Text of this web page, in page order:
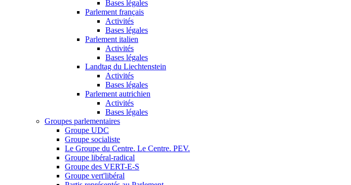
Bases légales
Parlement français
Activités
Bases légales
Parlement italien
Activités
Bases légales
Landtag du Liechtenstein
Activités
Bases légales
Parlement autrichien
Activités
Bases légales
Groupes parlementaires
Groupe UDC
Groupe socialiste
Le Groupe du Centre. Le Centre. PEV.
Groupe libéral-radical
Groupe des VERT-E-S
Groupe vert'libéral